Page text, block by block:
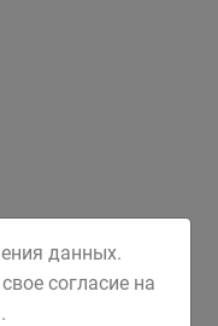
данных.
согласие на